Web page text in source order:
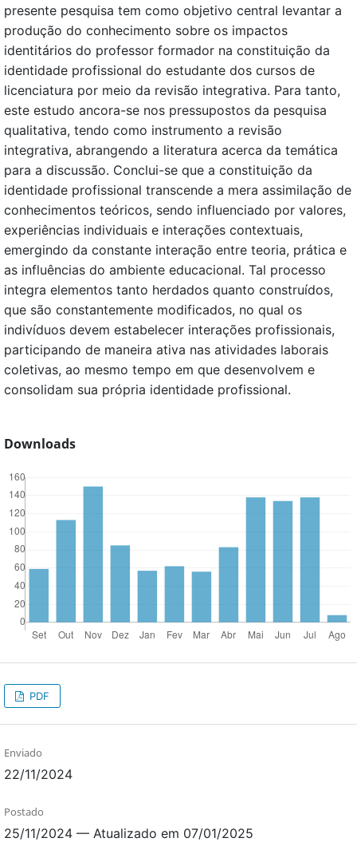
presente pesquisa tem como objetivo central levantar a
produção do conhecimento sobre os impactos
identitários do professor formador na constituição da
identidade profissional do estudante dos cursos de
licenciatura por meio da revisão integrativa. Para tanto,
este estudo ancora-se nos pressupostos da pesquisa
qualitativa, tendo como instrumento a revisão
integrativa, abrangendo a literatura acerca da temática
para a discussão. Conclui-se que a constituição da
identidade profissional transcende a mera assimilação de
conhecimentos teóricos, sendo influenciado por valores,
experiências individuais e interações contextuais,
emergindo da constante interação entre teoria, prática e
as influências do ambiente educacional. Tal processo
integra elementos tanto herdados quanto construídos,
que são constantemente modificados, no qual os
indivíduos devem estabelecer interações profissionais,
participando de maneira ativa nas atividades laborais
coletivas, ao mesmo tempo em que desenvolvem e
consolidam sua própria identidade profissional.
Downloads
PDF
Enviado
22/11/2024
Postado
25/11/2024 — Atualizado em 07/01/2025